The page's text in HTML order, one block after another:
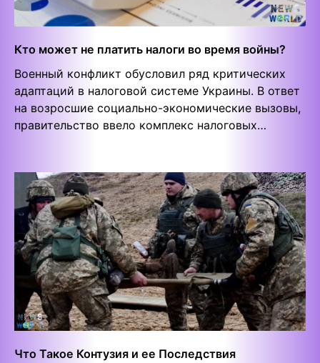
Кто может не платить налоги во время войны?
Военный конфликт обусловил ряд критических
адаптаций в налоговой системе Украины. В ответ
на возросшие социально-экономические вызовы,
правительство ввело комплекс налоговых…
Что Такое Контузия и ее Последствия